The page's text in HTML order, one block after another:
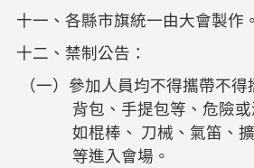
十一、各縣市旗統一由大會製作。
十二、禁制公告：
（一）參加人員均不得攜帶不
背包、手提包等、危險
如棍棒、 刀械、氣笛、
等進入會場。